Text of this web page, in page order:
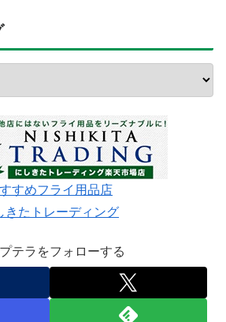
すめフライ用品店
きたトレーディング
テラをフォローする